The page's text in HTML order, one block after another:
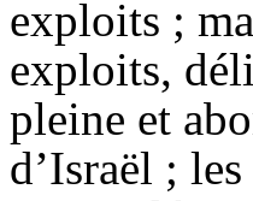
exploits ;
exploits,
pleine et
d’Israël ;